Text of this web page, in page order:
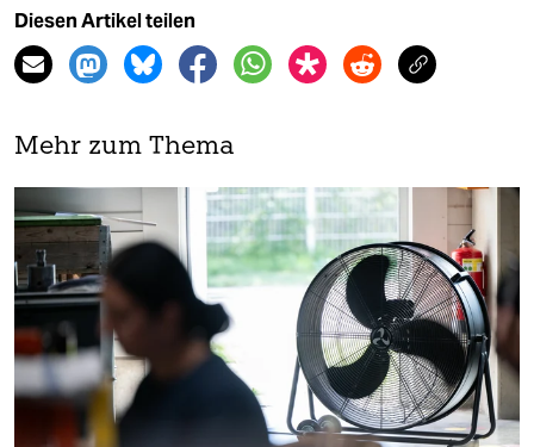
Diesen Artikel teilen
Mehr zum Thema